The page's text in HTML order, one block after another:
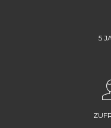
5